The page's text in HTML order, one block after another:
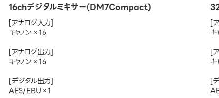
16chデジタルミキサー(DM7Compact)
[アナログ入力]
キャノン×16
[アナログ出力]
キャノン×16
[デジタル出力]
AES/EBU×1
[
[
[